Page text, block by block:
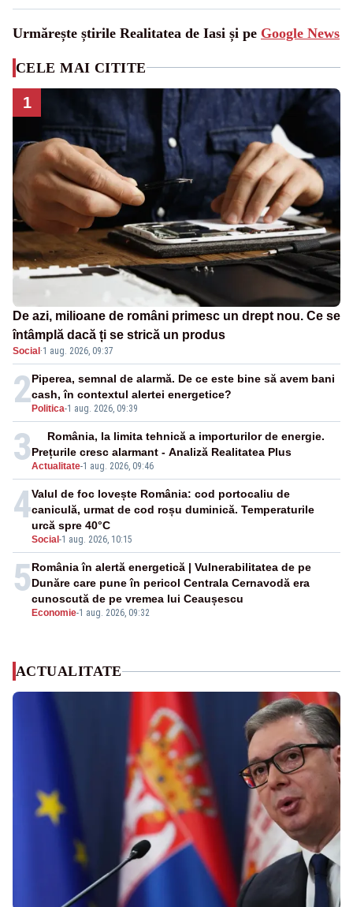
Urmărește știrile Realitatea de Iasi și pe Google News
CELE MAI CITITE
1
De azi, milioane de români primesc un drept nou. Ce se
întâmplă dacă ți se strică un produs
Social ·1 aug. 2026, 09:37
2 Politica-1 aug. 2026, 09:39
Piperea, semnal de alarmă. De ce este bine să avem bani
cash, în contextul alertei energetice?
3Actualitate-1 aug. 2026, 09:46
România, la limita tehnică a importurilor de energie.
Prețurile cresc alarmant - Analiză Realitatea Plus
4
Social -1 aug. 2026, 10:15
Valul de foc lovește România: cod portocaliu de
caniculă, urmat de cod roșu duminică. Temperaturile
urcă spre 40°C
5
Economie-1 aug. 2026, 09:32
România în alertă energetică | Vulnerabilitatea de pe
Dunăre care pune în pericol Centrala Cernavodă era
cunoscută de pe vremea lui Ceaușescu
ACTUALITATE